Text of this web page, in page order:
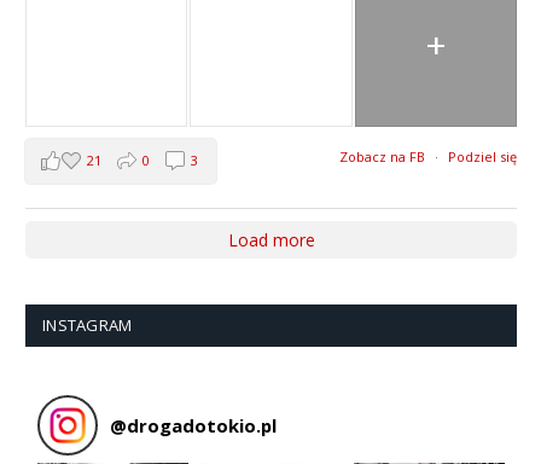
+
Zobacz na FB · Podziel się
21 0 3
Load more
INSTAGRAM
@drogadotokio.pl